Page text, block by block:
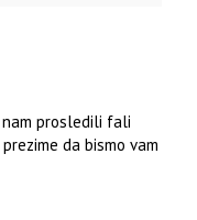
prosledili fali
da bismo vam